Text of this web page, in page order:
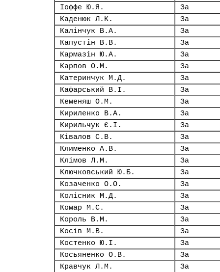
Іоффе Ю.Я.
За
Каденюк Л.К.
За
Калінчук В.А.
За
Капустін В.В.
За
Кармазін Ю.А.
За
Карпов О.М.
За
Катеринчук М.Д.
За
Кафарський В.І.
За
Кеменяш О.М.
За
Кириленко В.А.
За
Кирильчук Є.І.
За
Ківалов С.В.
За
Клименко А.В.
За
Клімов Л.М.
За
Ключковський Ю.Б.
За
Козаченко О.О.
За
Колісник М.Д.
За
Комар М.С.
За
Король В.М.
За
Косів М.В.
За
Костенко Ю.І.
За
Косьяненко О.В.
За
Кравчук Л.М.
За